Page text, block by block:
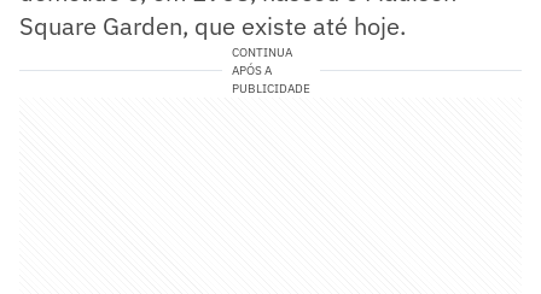
Square Garden, que existe até hoje.
CONTINUA
APÓS A
PUBLICIDADE